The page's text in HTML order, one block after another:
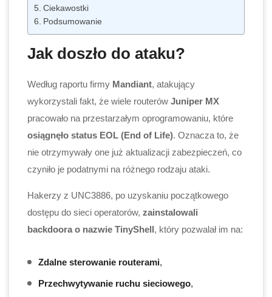
Ciekawostki
Podsumowanie
Jak doszło do ataku?
Według raportu firmy Mandiant, atakujący
wykorzystali fakt, że wiele routerów Juniper MX
pracowało na przestarzałym oprogramowaniu, które
osiągnęło status EOL (End of Life). Oznacza to, że
nie otrzymywały one już aktualizacji zabezpieczeń, co
czyniło je podatnymi na różnego rodzaju ataki.
Hakerzy z UNC3886, po uzyskaniu początkowego
dostępu do sieci operatorów, zainstalowali
backdoora o nazwie TinyShell, który pozwalał im na:
Zdalne sterowanie routerami,
Przechwytywanie ruchu sieciowego,